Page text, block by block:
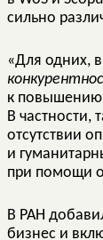
сильно
«Для одних,
к повышению
В частности,
отсутствии
и
при помощи
В РАН
бизнес и